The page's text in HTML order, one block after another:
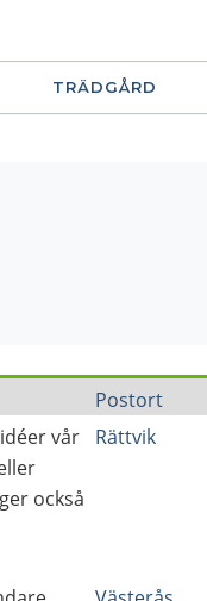
TRÄDGÅRD
Postort
vår
också
Rättvik